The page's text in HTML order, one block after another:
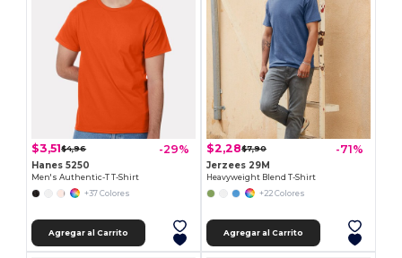
$3,51$4,96 -29%
Hanes 5250
Men's Authentic-T T-Shirt
+37 Colores
Agregar al Carrito
$2,28$7,90 -71%
Jerzees 29M
Heavyweight Blend T-Shirt
+22 Colores
Agregar al Carrito